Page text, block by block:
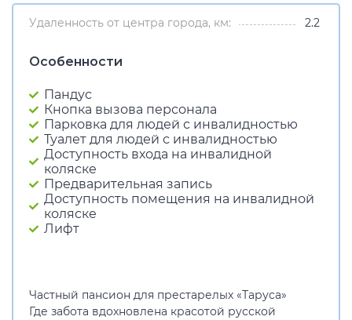
Удаленность от центра города, км: 2.2
Особенности
Пандус
Кнопка вызова персонала
Парковка для людей с инвалидностью
Туалет для людей с инвалидностью
Доступность входа на инвалидной
коляске
Предварительная запись
Доступность помещения на инвалидной
коляске
Лифт
Частный пансион для престарелых «Таруса»
Где забота вдохновлена красотой русской